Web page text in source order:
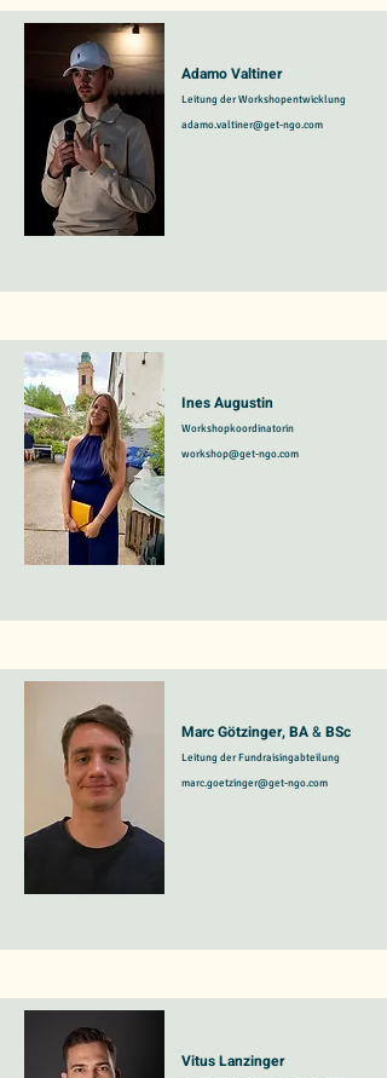
Adamo Valtiner
Leitung der Workshopentwicklung
adamo.valtiner@get-ngo.com
Ines Augustin
Workshopkoordinatorin
workshop@get-ngo.com
Marc Götzinger, BA&BSc
Leitung der Fundraisingabteilung
marc.goetzinger@get-ngo.com
Vitus Lanzinger